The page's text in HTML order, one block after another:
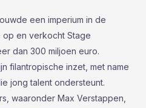
een imperium in de
op en verkocht Stage
dan 300 miljoen euro.
filantropische inzet, met name
jong talent ondersteunt.
waaronder Max Verstappen,